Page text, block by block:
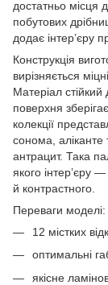
достатньо місця
побутових
додає інтер’єру
Конструкція
вирізняється
Матеріал
поверхня
колекції
сонома, аліканте
антрацит. Така
якого інтер’єру —
й контрастного.
Переваги моделі:
12 містких
оптимальні
якісне